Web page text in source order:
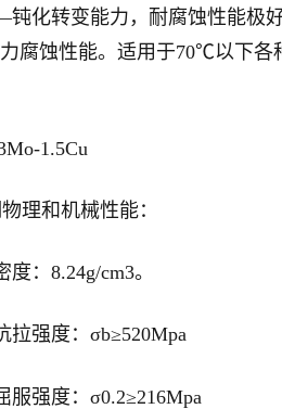
化转变能力，耐腐蚀性能
腐蚀性能。适用于70℃以下
1.5Cu
理和机械性能：
：8.24g/cm3。
拉强度：σb≥520Mpa
服强度：σ0.2≥216Mpa